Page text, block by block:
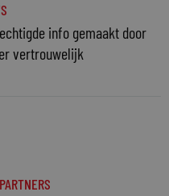
info gemaakt door
vertrouwelijk